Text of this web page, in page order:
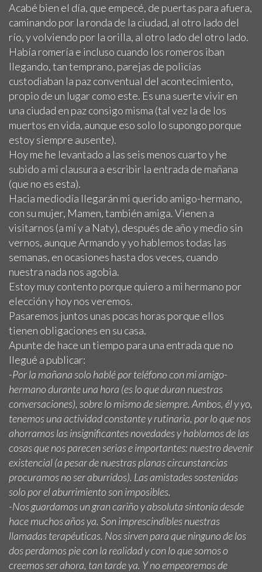
Acabé bien el día, que empecé, de puertas para afuera,
caminando por la ronda de la ciudad, al otro lado del
río, y volviendo por la orilla, al otro lado del otro lado.
Había romería e incluso cuando los romeros iban
llegando, tan temprano, parejas de policías
custodiaban la paz conventual del acontecimiento,
propio de un lugar como este. Es una suerte vivir en
una ciudad en paz consigo misma (tal vez la de los
muertos en vida, aunque eso solo lo supongo porque
estoy siempre ausente).
Hoy me he levantado a las seis menos cuarto y he
subido a mi clausura a escribir la entrada de mañana
(que no es esta).
Hacia mediodía llegarán mi querido amigo-hermano,
con su mujer, Mamen, también amiga. Vienen a
visitarnos (a mí y a Naty), después de año y medio sin
vernos, aunque Armando y yo hablemos todas las
semanas, en ocasiones hasta dos veces, cuando
nuestra nada nos agobia.
Estoy muy contento porque quiero a mi hermano por
elección y hoy nos veremos.
Pasaremos juntos unas pocas horas porque ellos
tienen obligaciones en su casa.
Apunte de hace un tiempo para una entrada que no
llegué a publicar:
-Por la mañana solo hablé por teléfono con mi amigo-
hermano durante una hora (es lo que duran nuestras
conversaciones), sobre lo mismo de siempre. Ambos, él y yo,
tenemos una actividad constante y rutinaria, por lo que nos
ahorramos las insignificantes novedades y hablamos de las
cosas que nos parecen serias e importantes: nuestro devenir
existencial (a pesar de nuestras planas circunstancias
procuramos no ser aburridos). Las amistades sostenidas
solo por el aburrimiento son imposibles.
-Nos guardamos un gran cariño y absoluta sintonía desde
hace muchos años ya. Son imprescindibles nuestras
llamadas terapéuticas. Nos sirven para que ninguno de los
dos perdamos pie con la realidad y con lo que somos o
creemos ser ahora, tan tarde ya. Y no empeoremos de